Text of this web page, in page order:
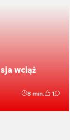
wciąż
8 min. 1